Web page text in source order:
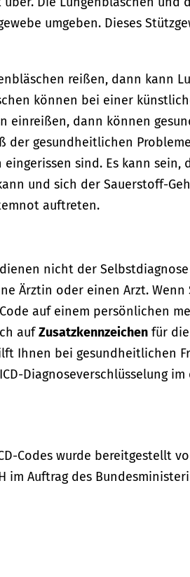
umgeben. Dieses
reißen, dann kann
können bei einer
einreißen, dann können
der gesundheitlichen
sind. Es kann sein,
und sich der Sauerstoff-
auftreten.
nicht der
Ärztin oder einen Arzt. Wenn
auf einem persönlichen
aufZusatzkennzeichen für
Ihnen bei gesundheitlichen
Diagnoseverschlüsselung im
Codes wurde bereitgestellt
im Auftrag des